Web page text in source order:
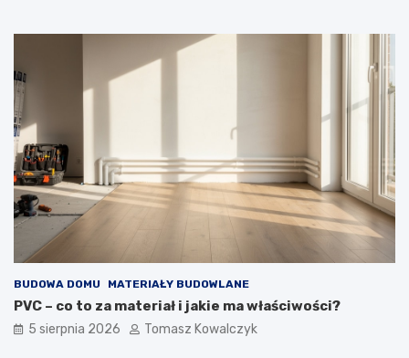
BUDOWA DOMU MATERIAŁY BUDOWLANE
PVC – co to za materiał i jakie ma właściwości?
5 sierpnia 2026 Tomasz Kowalczyk